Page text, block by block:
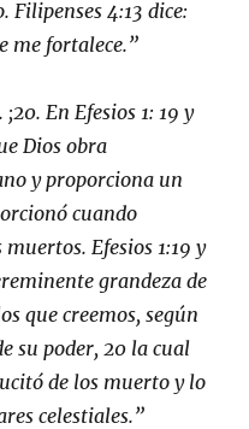
Filipenses 4:13 dice:
me fortalece.”
En Efesios 1: 19 y
Dios obra
y proporciona un
cuando
Efesios 1:19 y
grandeza de
que creemos, según
su poder, 20 la cual
de los muerto y lo
celestiales.”